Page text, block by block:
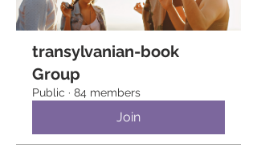
transylvanian-book
Group
Public · 84 members
Join